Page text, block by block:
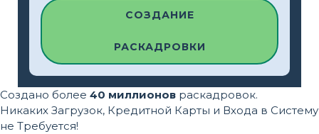
СОЗДАНИЕ
РАСКАДРОВКИ
Создано более 40 миллионов раскадровок.
Никаких Загрузок, Кредитной Карты и Входа в Систему
не Требуется!